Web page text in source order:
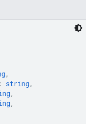
,
: string,
,
,